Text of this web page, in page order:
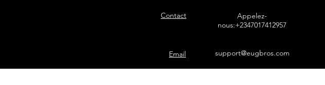
Contact
Email
Appelez-
nous:+2347017412957
support@eugbros.com